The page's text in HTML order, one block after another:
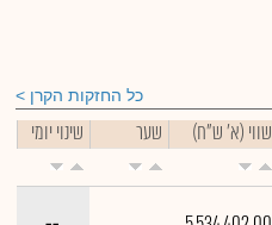
כל החזקות הקרן
שווי (א' ש"ח) שער שינוי יומי